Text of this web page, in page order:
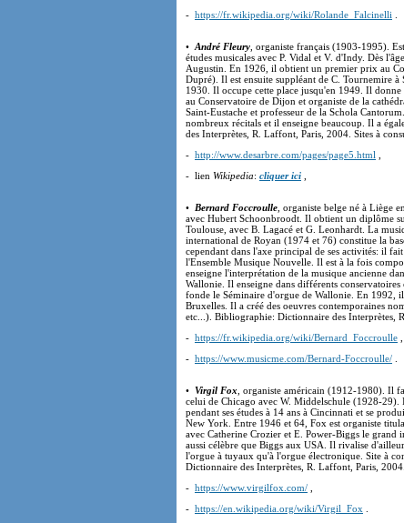
- https://fr.wikipedia.org/wiki/Rolande_Falcinelli
• André Fleury , organiste français (1903-1995).
études musicales avec P. Vidal et V. d'Indy. Dès
Augustin. En 1926, il obtient un premier prix au
Dupré). Il est ensuite suppléant de C. Tournemire
1930. Il occupe cette place jusqu'en 1949. Il
au Conservatoire de Dijon et organiste de la
Saint-Eustache et professeur de la Schola
nombreux récitals et il enseigne beaucoup. Il a
des Interprètes, R. Laffont, Paris, 2004. Sites à
- http://www.desarbre.com/pages/page5.html
- lien Wikipedia: cliquer ici
• Bernard Foccroulle , organiste belge né à Liège
avec Hubert Schoonbroodt. Il obtient un diplôme
Toulouse, avec B. Lagacé et G. Leonhardt. La
international de Royan (1974 et 76) constitue la
cependant dans l'axe principal de ses activités: il
l'Ensemble Musique Nouvelle. Il est à la fois
enseigne l'interprétation de la musique ancienne
Wallonie. Il enseigne dans différents
fonde le Séminaire d'orgue de Wallonie. En 1992,
Bruxelles. Il a créé des oeuvres contemporaines
etc...). Bibliographie: Dictionnaire des Interprètes,
- https://fr.wikipedia.org/wiki/Bernard_Foccroulle
- https://www.musicme.com/Bernard-Foccroulle/
• Virgil Fox , organiste américain (1912-1980). Il
celui de Chicago avec W. Middelschule (1928-
pendant ses études à 14 ans à Cincinnati et se
New York. Entre 1946 et 64, Fox est organiste
avec Catherine Crozier et E. Power-Biggs le
aussi célèbre que Biggs aux USA. Il rivalise
l'orgue à tuyaux qu'à l'orgue électronique. Site à
Dictionnaire des Interprètes, R. Laffont, Paris,
- https://www.virgilfox.com/
- https://en.wikipedia.org/wiki/Virgil_Fox